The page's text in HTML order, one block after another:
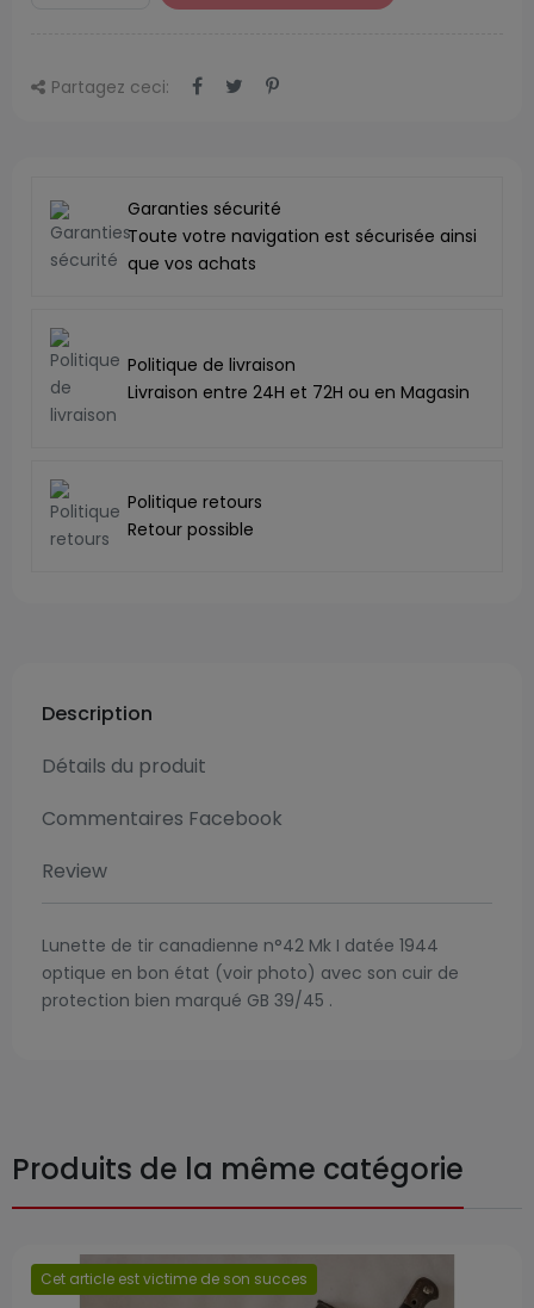
Partagez ceci:
Garanties sécurité
Toute votre navigation est sécurisée ainsi
que vos achats
Politique de livraison
Livraison entre 24H et 72H ou en Magasin
Politique retours
Retour possible
Description
Détails du produit
Commentaires Facebook
Review
Lunette de tir canadienne n°42 Mk I datée 1944
optique en bon état (voir photo) avec son cuir de
protection bien marqué GB 39/45 .
Produits de la même catégorie
Cet article est victime de son succes